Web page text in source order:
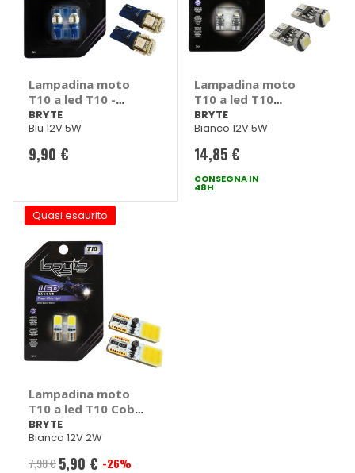
Lampadina moto
T10 a led T10 -
BRYTE
BRYTE
Blu 12V 5W
9,90 €
Lampadina moto
T10 a led T10
Canbus - BRYTE
BRYTE
Bianco 12V 5W
14,85 €
CONSEGNA IN
48H
Quasi esaurito
Lampadina moto
T10 a led T10 Cob
Led - BRYTE
BRYTE
Bianco 12V 2W
7,98 € Prezzo
5,90 € -26%